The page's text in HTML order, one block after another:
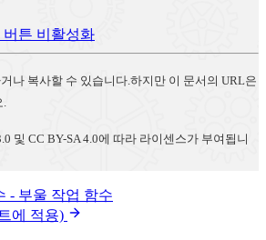
버튼 비활성화
나 복사할 수 있습니다.하지만 이 문서의 URL은
.
및 CC BY-SA 4.0에 따라 라이센스가 부여됩니
- 부울 작업 함수
에 적용)